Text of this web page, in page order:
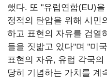
했다. 또 "유럽연합(EU)
정적의 탄압을 위해 시민
하고 표현의 자유를 검열
들을 짓밟고 있다"며 "미
표현의 자유, 유럽 각국
당히 기념하는 가치를 계